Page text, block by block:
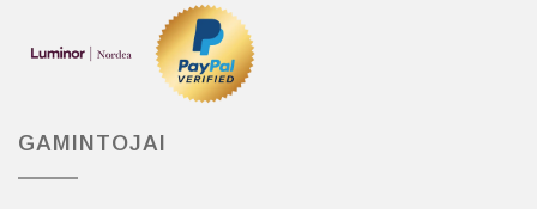
GAMINTOJAI